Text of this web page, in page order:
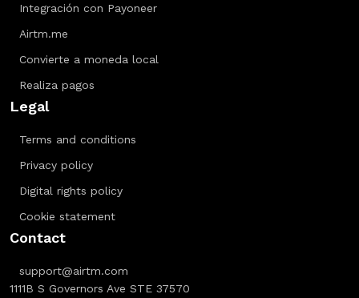
Integración con Payoneer
Airtm.me
Convierte a moneda local
Realiza pagos
Legal
Terms and conditions
Privacy policy
Digital rights policy
Cookie statement
Contact
support@airtm.com
1111B S Governors Ave STE 37570